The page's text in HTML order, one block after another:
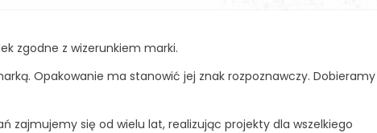
zgodne z wizerunkiem marki.
Opakowanie ma stanowić jej znak rozpoznawczy. Dobieramy
zajmujemy się od wielu lat, realizując projekty dla wszelkiego